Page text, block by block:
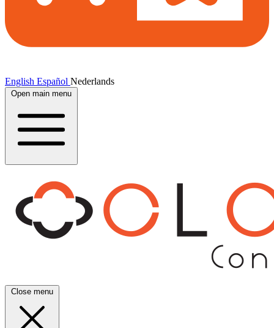
English Español Nederlands
Open main menu
Close menu